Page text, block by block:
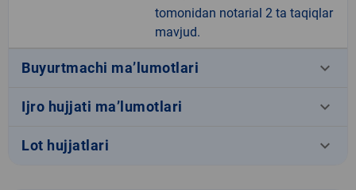
tomonidan notarial 2 ta taqiqlar
mavjud.
Buyurtmachi ma’lumotlari keyboard_arrow_down
Ijro hujjati ma’lumotlari keyboard_arrow_down
Lot hujjatlari keyboard_arrow_down